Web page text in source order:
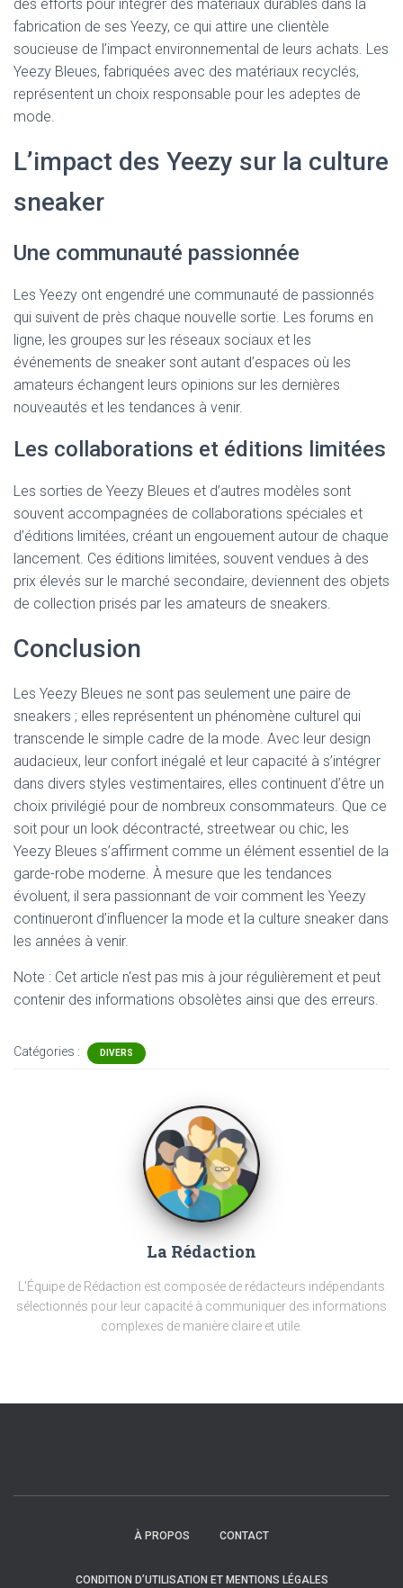
des efforts pour intégrer des matériaux durables dans la
fabrication de ses Yeezy, ce qui attire une clientèle
soucieuse de l’impact environnemental de leurs achats. Les
Yeezy Bleues, fabriquées avec des matériaux recyclés,
représentent un choix responsable pour les adeptes de
mode.
L’impact des Yeezy sur la culture
sneaker
Une communauté passionnée
Les Yeezy ont engendré une communauté de passionnés
qui suivent de près chaque nouvelle sortie. Les forums en
ligne, les groupes sur les réseaux sociaux et les
événements de sneaker sont autant d’espaces où les
amateurs échangent leurs opinions sur les dernières
nouveautés et les tendances à venir.
Les collaborations et éditions limitées
Les sorties de Yeezy Bleues et d’autres modèles sont
souvent accompagnées de collaborations spéciales et
d’éditions limitées, créant un engouement autour de chaque
lancement. Ces éditions limitées, souvent vendues à des
prix élevés sur le marché secondaire, deviennent des objets
de collection prisés par les amateurs de sneakers.
Conclusion
Les Yeezy Bleues ne sont pas seulement une paire de
sneakers ; elles représentent un phénomène culturel qui
transcende le simple cadre de la mode. Avec leur design
audacieux, leur confort inégalé et leur capacité à s’intégrer
dans divers styles vestimentaires, elles continuent d’être un
choix privilégié pour de nombreux consommateurs. Que ce
soit pour un look décontracté, streetwear ou chic, les
Yeezy Bleues s’affirment comme un élément essentiel de la
garde-robe moderne. À mesure que les tendances
évoluent, il sera passionnant de voir comment les Yeezy
continueront d’influencer la mode et la culture sneaker dans
les années à venir.
Note : Cet article n'est pas mis à jour régulièrement et peut
contenir des informations obsolètes ainsi que des erreurs.
Catégories : DIVERS
La Rédaction
L'Équipe de Rédaction est composée de rédacteurs indépendants
sélectionnés pour leur capacité à communiquer des informations
complexes de manière claire et utile.
À PROPOS CONTACT
CONDITION D’UTILISATION ET MENTIONS LÉGALES